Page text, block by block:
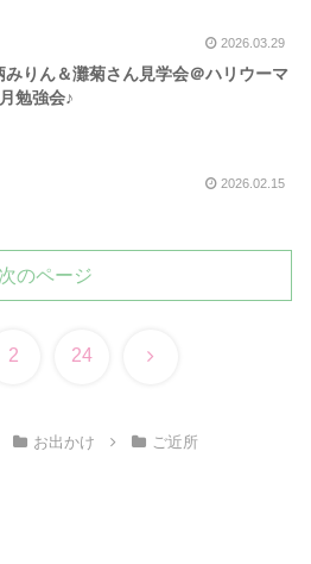
2026.03.29
みりん＆灘菊さん見学会＠ハリウーマ
勉強会♪
2026.02.15
次のページ
2 24 次
お出かけ ご近所